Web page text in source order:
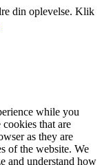
din oplevelse. Klik
while you
that are
as they are
of the website. We
and understand how